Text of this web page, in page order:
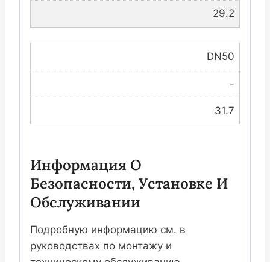
29.2
DN50
-
31.7
Информация О
Безопасности, Установке И
Обслуживании
Подробную информацию см. в
руководствах по монтажу и